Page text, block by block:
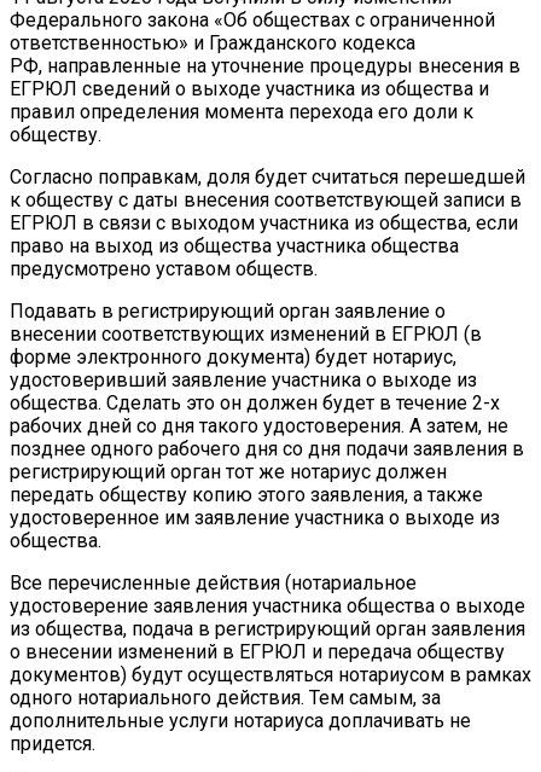
Федерального закона «Об обществах с ограниченной
ответственностью» и Гражданского кодекса
РФ, направленные на уточнение процедуры внесения в
ЕГРЮЛ сведений о выходе участника из общества и
правил определения момента перехода его доли к
обществу.
Согласно поправкам, доля будет считаться перешедшей
к обществу с даты внесения соответствующей записи в
ЕГРЮЛ в связи с выходом участника из общества, если
право на выход из общества участника общества
предусмотрено уставом обществ.
Подавать в регистрирующий орган заявление о
внесении соответствующих изменений в ЕГРЮЛ (в
форме электронного документа) будет нотариус,
удостоверивший заявление участника о выходе из
общества. Сделать это он должен будет в течение 2-х
рабочих дней со дня такого удостоверения. А затем, не
позднее одного рабочего дня со дня подачи заявления в
регистрирующий орган тот же нотариус должен
передать обществу копию этого заявления, а также
удостоверенное им заявление участника о выходе из
общества.
Все перечисленные действия (нотариальное
удостоверение заявления участника общества о выходе
из общества, подача в регистрирующий орган заявления
о внесении изменений в ЕГРЮЛ и передача обществу
документов) будут осуществляться нотариусом в рамках
одного нотариального действия. Тем самым, за
дополнительные услуги нотариуса доплачивать не
придется.